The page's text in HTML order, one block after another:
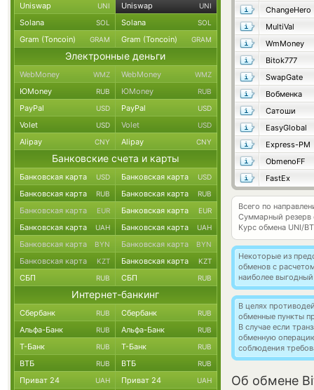
ChangeHero
MultiVal
WmMoney
Bitok777
SwapGate
Вобменка
Сатоши
EasyGlobal
Express-PM
ObmenoFF
FastEx
Всего по
Суммарный резерв
Курс обмена UNI/
Некоторые из
обменов с
наиболее
В целях
обменные пункты
В случае если
обменную
соблюдения
Об обмене
Uniswap UNI Uniswap UNI
Solana SOL Solana SOL
Gram (Toncoin) GRAM Gram (Toncoin) GRAM
Электронные деньги
WebMoney WMZ WebMoney WMZ
ЮMoney RUB ЮMoney RUB
PayPal USD PayPal USD
Volet USD Volet USD
Alipay CNY Alipay CNY
Банковские счета и карты
Банковская карта USD Банковская карта USD
Банковская карта RUB Банковская карта RUB
Банковская карта EUR Банковская карта EUR
Банковская карта UAH Банковская карта UAH
Банковская карта BYN Банковская карта BYN
Банковская карта KZT Банковская карта KZT
СБП RUB СБП RUB
Интернет-банкинг
Сбербанк RUB Сбербанк RUB
Альфа-Банк RUB Альфа-Банк RUB
Т-Банк RUB Т-Банк RUB
ВТБ RUB ВТБ RUB
Приват 24 UAH Приват 24 UAH